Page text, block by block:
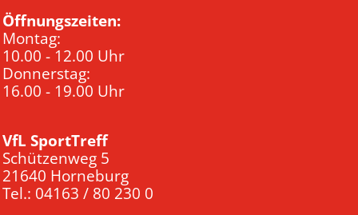
Öffnungszeiten:
Montag:
10.00 - 12.00 Uhr
Donnerstag:
16.00 - 19.00 Uhr
VfL SportTreff
Schützenweg 5
21640 Horneburg
Tel.: 04163 / 80 230 0